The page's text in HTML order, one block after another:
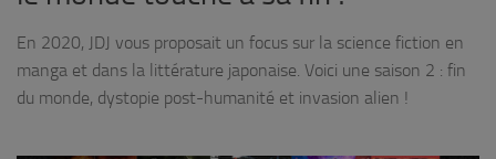
En 2020, JDJ vous proposait un focus sur la science fiction en
manga et dans la littérature japonaise. Voici une saison 2 : fin
du monde, dystopie post-humanité et invasion alien !